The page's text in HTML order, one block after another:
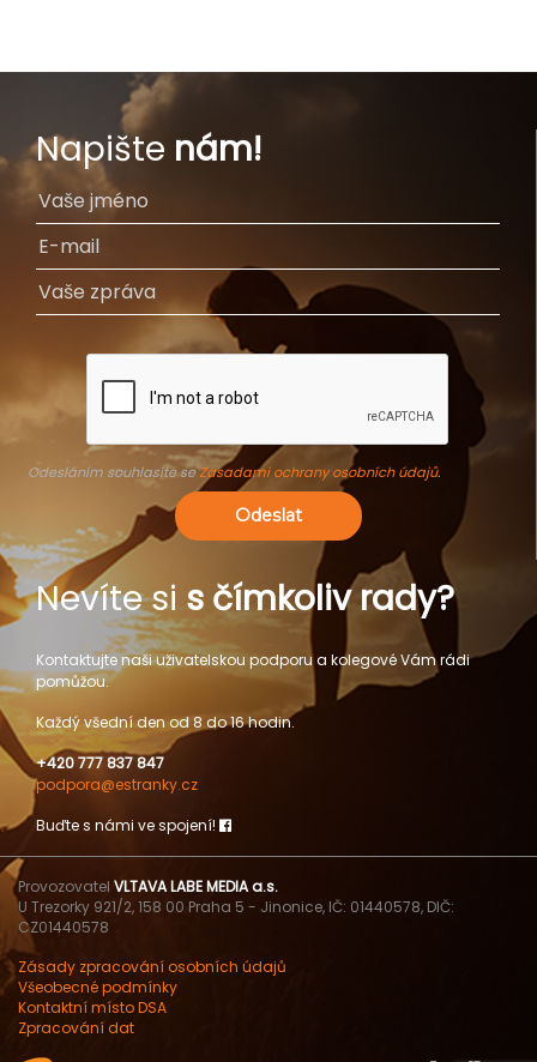
Napište nám!
Odesláním souhlasíte seZásadami ochrany osobních údajů.
Odeslat
Nevíte si s čímkoliv rady?
Kontaktujte naši uživatelskou podporu a kolegové Vám rádi
pomůžou.
Každý všední den od 8 do 16 hodin.
+420 777 837 847
podpora@estranky.cz
Buďte s námi ve spojení!
Provozovatel VLTAVA LABE MEDIA a.s.
U Trezorky 921/2, 158 00 Praha 5 - Jinonice, IČ: 01440578, DIČ:
CZ01440578
Zásady zpracování osobních údajů
Všeobecné podmínky
Kontaktní místo DSA
Zpracování dat